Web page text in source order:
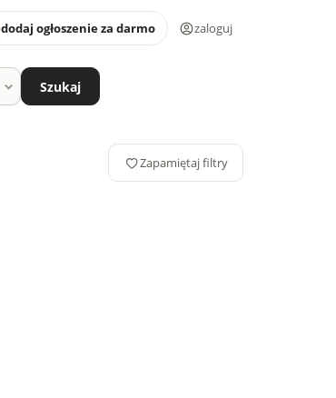
dodaj ogłoszenie za darmo zaloguj
Szukaj
Zapamiętaj filtry